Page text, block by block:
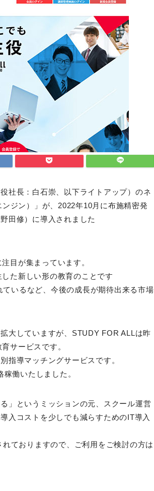
社長：白石崇、以下ライトアップ）のネ
ジン）」が、2022年10月に布施精密発
田修）に導入されました
目が集まっています。
た新しい形の教育のことです
いるなど、今後の成長が期待出来る市場
大していますが、STUDY FOR ALLは昨
サービスです。
指導マッチングサービスです。
働いたしました。
」というミッションの元、スクール運営
入コストを少しでも減らすためのIT導入
ておりますので、ご利用をご検討の方は